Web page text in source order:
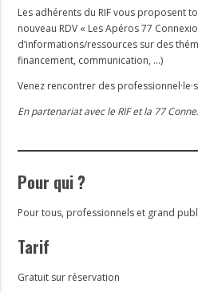
Les adhérents du RIF vous proposent
nouveau RDV « Les Apéros 77
d’informations/ressources sur des
financement, communication, …)
Venez rencontrer des
En partenariat avec le RIF et la 77
Pour qui ?
Pour tous, professionnels et grand
Tarif
Gratuit sur réservation